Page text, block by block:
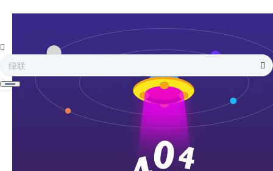
全部
蓝牙耳机
手机周边
智能充电
苹果周边